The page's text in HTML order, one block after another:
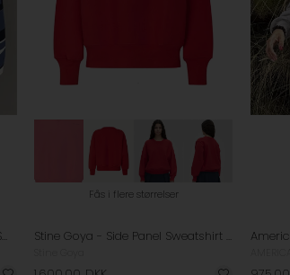
Marta du Chateau - MdcNerina Sweatshirt - Blue/ Jeans
Fås i flere størrelser
Stine Goya - Side Panel Sweatshirt - Fiery Red